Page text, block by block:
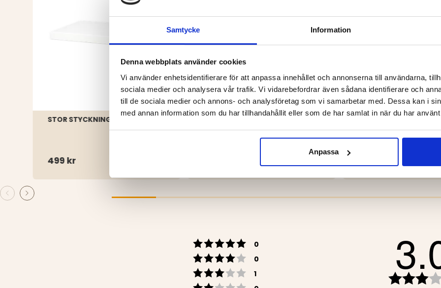
Samtycke Information
Denna webbplats använder cookies
Vi använder enhetsidentifierare för att anpassa innehållet och annonserna till användarna,
sociala medier och analysera vår trafik. Vi vidarebefordrar även sådana identifierare och
till de sociala medier och annons- och analysföretag som vi samarbetar med. Dessa kan i
med annan information som du har tillhandahållit eller som de har samlat in när du har
Anpassa
STOR STYCKNINGSBRÄDA
499 kr
GASOL
Betyg: 5 utav 5 stjärnor
0
Betyg: 4 utav 5 stjärnor
0
Betyg: 3 utav 5 stjärnor
1